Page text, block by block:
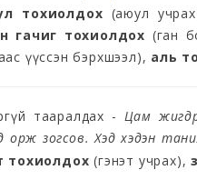
тохиолдох (аюул
гачиг тохиолдох (ган
үүссэн бэрхшээл), аль
тааралдах -Цам
орж зогсов. Хэд хэдэн
тохиолдох (гэнэт учрах),